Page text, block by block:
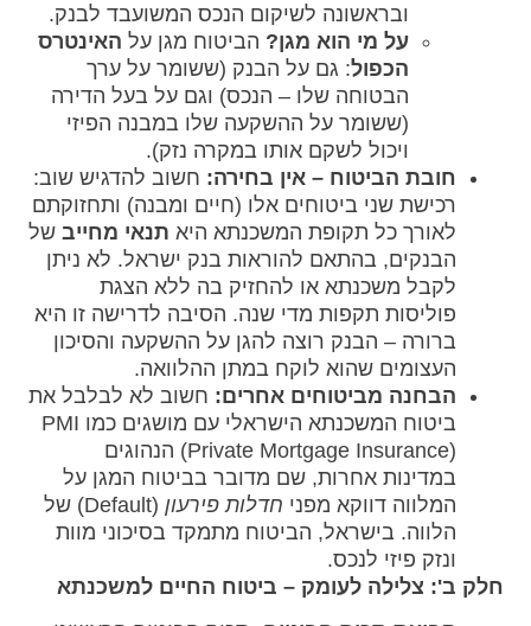
ובראשונה לשיקום הנכס המשועבד לבנק.
על מי הוא מגן? הביטוח מגן על האינטרס
הכפול: גם על הבנק (ששומר על ערך
הבטוחה שלו – הנכס) וגם על בעל הדירה
(ששומר על ההשקעה שלו במבנה הפיזי
ויכול לשקם אותו במקרה נזק).
חובת הביטוח – אין בחירה: חשוב להדגיש שוב:
רכישת שני ביטוחים אלו (חיים ומבנה) ותחזוקתם
לאורך כל תקופת המשכנתא היא תנאי מחייבשל
הבנקים, בהתאם להוראות בנק ישראל. לא ניתן
לקבל משכנתא או להחזיק בה ללא הצגת
פוליסות תקפות מדי שנה. הסיבה לדרישה זו היא
ברורה – הבנק רוצה להגן על ההשקעה והסיכון
העצומים שהוא לוקח במתן ההלוואה.
הבחנה מביטוחים אחרים: חשוב לא לבלבל את
ביטוח המשכנתא הישראלי עם מושגים כמו PMI
(Private Mortgage Insurance) הנהוגים
במדינות אחרות, שם מדובר בביטוח המגן על
המלווה דווקא מפני חדלות פירעון
(Default) של
הלווה. בישראל, הביטוח מתמקד בסיכוני מוות
ונזק פיזי לנכס.
חלק ב': צלילה לעומק – ביטוח החיים למשכנתא